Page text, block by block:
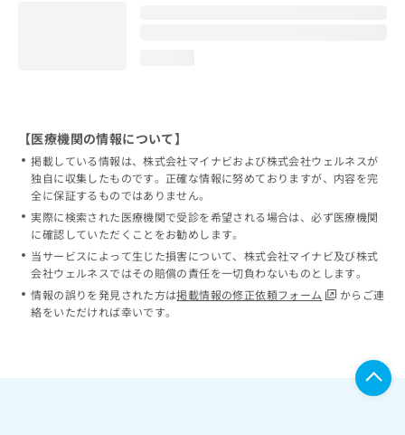
【医療機関の情報について】
掲載している情報は、株式会社マイナビおよび株式会社ウェルネスが
独自に収集したものです。正確な情報に努めておりますが、内容を完
全に保証するものではありません。
実際に検索された医療機関で受診を希望される場合は、必ず医療機関
に確認していただくことをお勧めします。
当サービスによって生じた損害について、株式会社マイナビ及び株式
会社ウェルネスではその賠償の責任を一切負わないものとします。
情報の誤りを発見された方は掲載情報の修正依頼フォーム
からご連
絡をいただければ幸いです。